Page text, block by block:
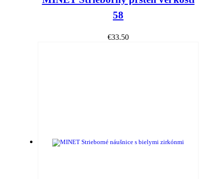
58
€33.50